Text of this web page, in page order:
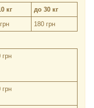
кг
до 30 кг
180 грн
грн
грн